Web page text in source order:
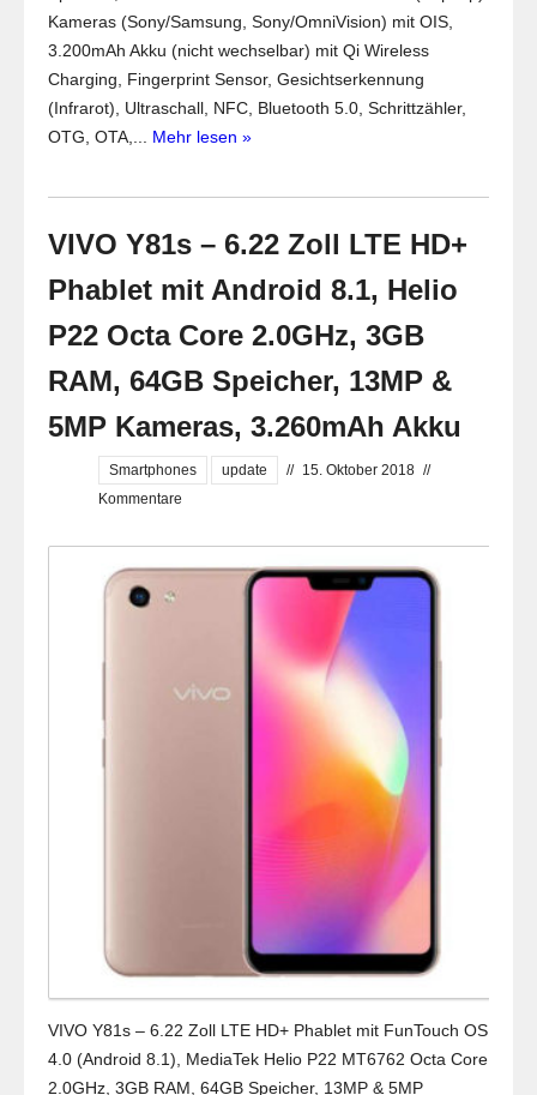
Kameras (Sony/Samsung, Sony/OmniVision) mit OIS,
3.200mAh Akku (nicht wechselbar) mit Qi Wireless
Charging, Fingerprint Sensor, Gesichtserkennung
(Infrarot), Ultraschall, NFC, Bluetooth 5.0, Schrittzähler,
OTG, OTA,... Mehr lesen »
VIVO Y81s – 6.22 Zoll LTE HD+
Phablet mit Android 8.1, Helio
P22 Octa Core 2.0GHz, 3GB
RAM, 64GB Speicher, 13MP &
5MP Kameras, 3.260mAh Akku
Smartphones update // 15. Oktober 2018 //
Kommentare
VIVO Y81s – 6.22 Zoll LTE HD+ Phablet mit FunTouch OS
4.0 (Android 8.1), MediaTek Helio P22 MT6762 Octa Core
2.0GHz, 3GB RAM, 64GB Speicher, 13MP & 5MP